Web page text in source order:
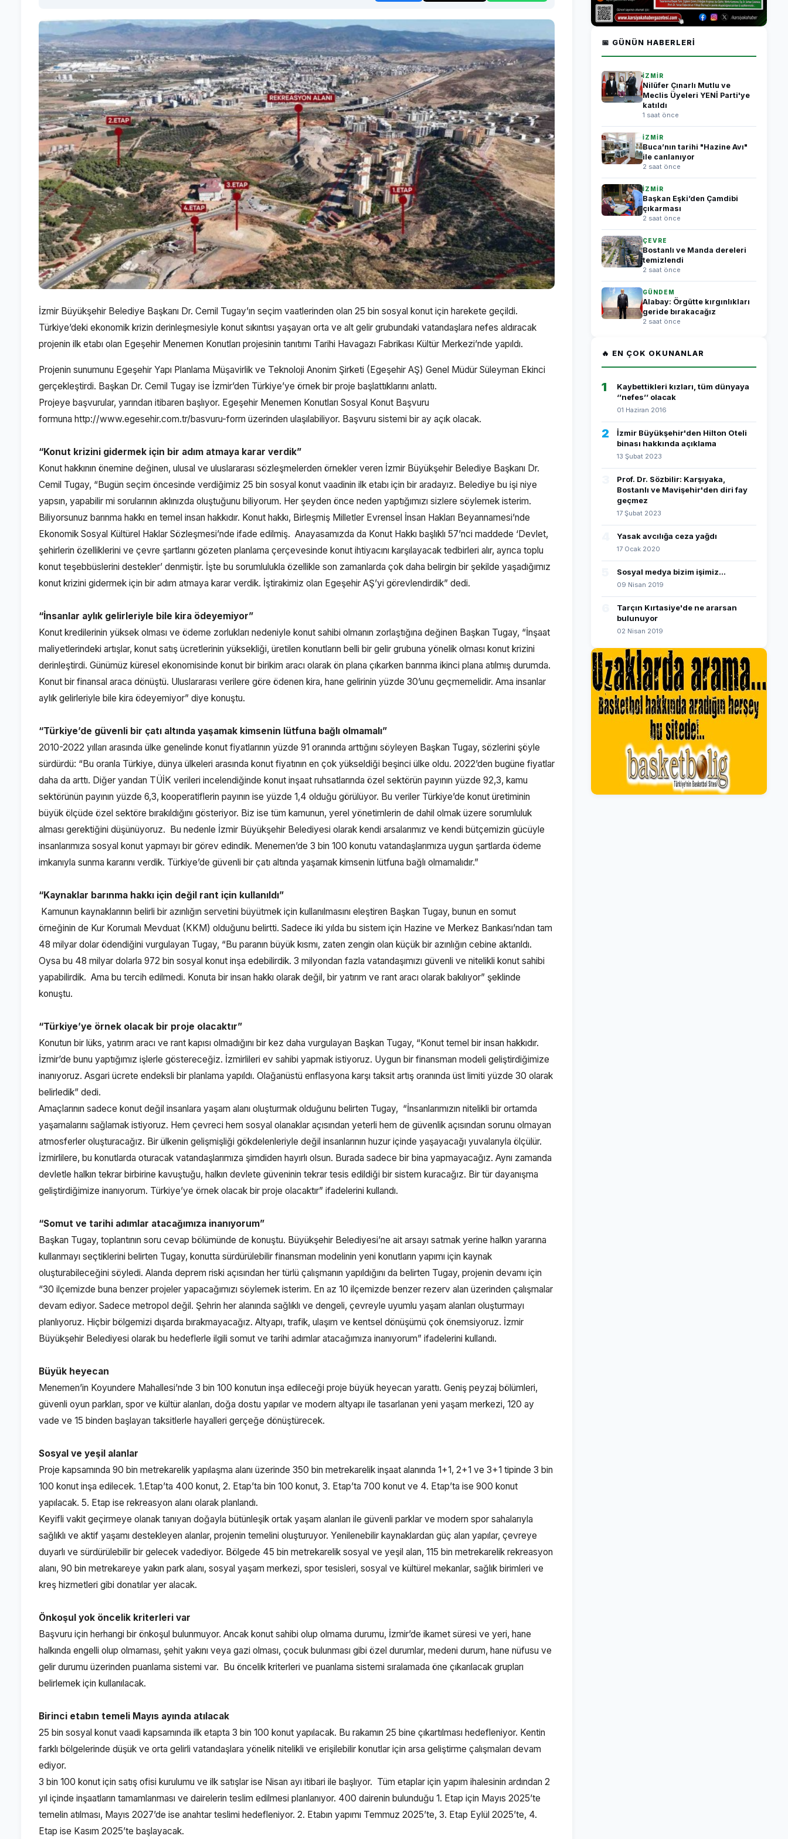
İzmir Büyükşehir Belediye Başkanı Dr. Cemil Tugay’ın seçim vaatlerinden olan 25 bin sosyal konut için harekete geçildi.
Türkiye’deki ekonomik krizin derinleşmesiyle konut sıkıntısı yaşayan orta ve alt gelir grubundaki vatandaşlara nefes aldıracak
projenin ilk etabı olan Egeşehir Menemen Konutları projesinin tanıtımı Tarihi Havagazı Fabrikası Kültür Merkezi’nde yapıldı.
Projenin sunumunu Egeşehir Yapı Planlama Müşavirlik ve Teknoloji Anonim Şirketi (Egeşehir AŞ) Genel Müdür Süleyman Ekinci
gerçekleştirdi. Başkan Dr. Cemil Tugay ise İzmir’den Türkiye’ye örnek bir proje başlattıklarını anlattı.
Projeye başvurular, yarından itibaren başlıyor. Egeşehir Menemen Konutları Sosyal Konut Başvuru
formuna http://www.egesehir.com.tr/basvuru-form üzerinden ulaşılabiliyor. Başvuru sistemi bir ay açık olacak.
“Konut krizini gidermek için bir adım atmaya karar verdik”
Konut hakkının önemine değinen, ulusal ve uluslararası sözleşmelerden örnekler veren İzmir Büyükşehir Belediye Başkanı Dr.
Cemil Tugay, “Bugün seçim öncesinde verdiğimiz 25 bin sosyal konut vaadinin ilk etabı için bir aradayız. Belediye bu işi niye
yapsın, yapabilir mi sorularının aklınızda oluştuğunu biliyorum. Her şeyden önce neden yaptığımızı sizlere söylemek isterim.
Biliyorsunuz barınma hakkı en temel insan hakkıdır. Konut hakkı, Birleşmiş Milletler Evrensel İnsan Hakları Beyannamesi’nde
Ekonomik Sosyal Kültürel Haklar Sözleşmesi’nde ifade edilmiş. Anayasamızda da Konut Hakkı başlıklı 57’nci maddede ‘Devlet,
şehirlerin özelliklerini ve çevre şartlarını gözeten planlama çerçevesinde konut ihtiyacını karşılayacak tedbirleri alır, ayrıca toplu
konut teşebbüslerini destekler’ denmiştir. İşte bu sorumlulukla özellikle son zamanlarda çok daha belirgin bir şekilde yaşadığımız
konut krizini gidermek için bir adım atmaya karar verdik. İştirakimiz olan Egeşehir AŞ’yi görevlendirdik” dedi.
“İnsanlar aylık gelirleriyle bile kira ödeyemiyor”
Konut kredilerinin yüksek olması ve ödeme zorlukları nedeniyle konut sahibi olmanın zorlaştığına değinen Başkan Tugay, “İnşaat
maliyetlerindeki artışlar, konut satış ücretlerinin yüksekliği, üretilen konutların belli bir gelir grubuna yönelik olması konut krizini
derinleştirdi. Günümüz küresel ekonomisinde konut bir birikim aracı olarak ön plana çıkarken barınma ikinci plana atılmış durumda.
Konut bir finansal araca dönüştü. Uluslararası verilere göre ödenen kira, hane gelirinin yüzde 30’unu geçmemelidir. Ama insanlar
aylık gelirleriyle bile kira ödeyemiyor” diye konuştu.
“Türkiye’de güvenli bir çatı altında yaşamak kimsenin lütfuna bağlı olmamalı”
2010-2022 yılları arasında ülke genelinde konut fiyatlarının yüzde 91 oranında arttığını söyleyen Başkan Tugay, sözlerini şöyle
sürdürdü: “Bu oranla Türkiye, dünya ülkeleri arasında konut fiyatının en çok yükseldiği beşinci ülke oldu. 2022’den bugüne fiyatlar
daha da arttı. Diğer yandan TÜİK verileri incelendiğinde konut inşaat ruhsatlarında özel sektörün payının yüzde 92,3, kamu
sektörünün payının yüzde 6,3, kooperatiflerin payının ise yüzde 1,4 olduğu görülüyor. Bu veriler Türkiye’de konut üretiminin
büyük ölçüde özel sektöre bırakıldığını gösteriyor. Biz ise tüm kamunun, yerel yönetimlerin de dahil olmak üzere sorumluluk
alması gerektiğini düşünüyoruz. Bu nedenle İzmir Büyükşehir Belediyesi olarak kendi arsalarımız ve kendi bütçemizin gücüyle
insanlarımıza sosyal konut yapmayı bir görev edindik. Menemen’de 3 bin 100 konutu vatandaşlarımıza uygun şartlarda ödeme
imkanıyla sunma kararını verdik. Türkiye’de güvenli bir çatı altında yaşamak kimsenin lütfuna bağlı olmamalıdır.”
“Kaynaklar barınma hakkı için değil rant için kullanıldı”
Kamunun kaynaklarının belirli bir azınlığın servetini büyütmek için kullanılmasını eleştiren Başkan Tugay, bunun en somut
örneğinin de Kur Korumalı Mevduat (KKM) olduğunu belirtti. Sadece iki yılda bu sistem için Hazine ve Merkez Bankası’ndan tam
48 milyar dolar ödendiğini vurgulayan Tugay, “Bu paranın büyük kısmı, zaten zengin olan küçük bir azınlığın cebine aktarıldı.
Oysa bu 48 milyar dolarla 972 bin sosyal konut inşa edebilirdik. 3 milyondan fazla vatandaşımızı güvenli ve nitelikli konut sahibi
yapabilirdik. Ama bu tercih edilmedi. Konuta bir insan hakkı olarak değil, bir yatırım ve rant aracı olarak bakılıyor” şeklinde
konuştu.
“Türkiye’ye örnek olacak bir proje olacaktır”
Konutun bir lüks, yatırım aracı ve rant kapısı olmadığını bir kez daha vurgulayan Başkan Tugay, “Konut temel bir insan hakkıdır.
İzmir’de bunu yaptığımız işlerle göstereceğiz. İzmirlileri ev sahibi yapmak istiyoruz. Uygun bir finansman modeli geliştirdiğimize
inanıyoruz. Asgari ücrete endeksli bir planlama yapıldı. Olağanüstü enflasyona karşı taksit artış oranında üst limiti yüzde 30 olarak
belirledik” dedi.
Amaçlarının sadece konut değil insanlara yaşam alanı oluşturmak olduğunu belirten Tugay, “İnsanlarımızın nitelikli bir ortamda
yaşamalarını sağlamak istiyoruz. Hem çevreci hem sosyal olanaklar açısından yeterli hem de güvenlik açısından sorunu olmayan
atmosferler oluşturacağız. Bir ülkenin gelişmişliği gökdelenleriyle değil insanlarının huzur içinde yaşayacağı yuvalarıyla ölçülür.
İzmirlilere, bu konutlarda oturacak vatandaşlarımıza şimdiden hayırlı olsun. Burada sadece bir bina yapmayacağız. Aynı zamanda
devletle halkın tekrar birbirine kavuştuğu, halkın devlete güveninin tekrar tesis edildiği bir sistem kuracağız. Bir tür dayanışma
geliştirdiğimize inanıyorum. Türkiye’ye örnek olacak bir proje olacaktır” ifadelerini kullandı.
“Somut ve tarihi adımlar atacağımıza inanıyorum”
Başkan Tugay, toplantının soru cevap bölümünde de konuştu. Büyükşehir Belediyesi’ne ait arsayı satmak yerine halkın yararına
kullanmayı seçtiklerini belirten Tugay, konutta sürdürülebilir finansman modelinin yeni konutların yapımı için kaynak
oluşturabileceğini söyledi. Alanda deprem riski açısından her türlü çalışmanın yapıldığını da belirten Tugay, projenin devamı için
“30 ilçemizde buna benzer projeler yapacağımızı söylemek isterim. En az 10 ilçemizde benzer rezerv alan üzerinden çalışmalar
devam ediyor. Sadece metropol değil. Şehrin her alanında sağlıklı ve dengeli, çevreyle uyumlu yaşam alanları oluşturmayı
planlıyoruz. Hiçbir bölgemizi dışarda bırakmayacağız. Altyapı, trafik, ulaşım ve kentsel dönüşümü çok önemsiyoruz. İzmir
Büyükşehir Belediyesi olarak bu hedeflerle ilgili somut ve tarihi adımlar atacağımıza inanıyorum” ifadelerini kullandı.
Büyük heyecan
Menemen’in Koyundere Mahallesi’nde 3 bin 100 konutun inşa edileceği proje büyük heyecan yarattı. Geniş peyzaj bölümleri,
güvenli oyun parkları, spor ve kültür alanları, doğa dostu yapılar ve modern altyapı ile tasarlanan yeni yaşam merkezi, 120 ay
vade ve 15 binden başlayan taksitlerle hayalleri gerçeğe dönüştürecek.
Sosyal ve yeşil alanlar
Proje kapsamında 90 bin metrekarelik yapılaşma alanı üzerinde 350 bin metrekarelik inşaat alanında 1+1, 2+1 ve 3+1 tipinde 3 bin
100 konut inşa edilecek. 1.Etap’ta 400 konut, 2. Etap’ta bin 100 konut, 3. Etap’ta 700 konut ve 4. Etap’ta ise 900 konut
yapılacak. 5. Etap ise rekreasyon alanı olarak planlandı.
Keyifli vakit geçirmeye olanak tanıyan doğayla bütünleşik ortak yaşam alanları ile güvenli parklar ve modern spor sahalarıyla
sağlıklı ve aktif yaşamı destekleyen alanlar, projenin temelini oluşturuyor. Yenilenebilir kaynaklardan güç alan yapılar, çevreye
duyarlı ve sürdürülebilir bir gelecek vadediyor. Bölgede 45 bin metrekarelik sosyal ve yeşil alan, 115 bin metrekarelik rekreasyon
alanı, 90 bin metrekareye yakın park alanı, sosyal yaşam merkezi, spor tesisleri, sosyal ve kültürel mekanlar, sağlık birimleri ve
kreş hizmetleri gibi donatılar yer alacak.
Önkoşul yok öncelik kriterleri var
Başvuru için herhangi bir önkoşul bulunmuyor. Ancak konut sahibi olup olmama durumu, İzmir’de ikamet süresi ve yeri, hane
halkında engelli olup olmaması, şehit yakını veya gazi olması, çocuk bulunması gibi özel durumlar, medeni durum, hane nüfusu ve
gelir durumu üzerinden puanlama sistemi var. Bu öncelik kriterleri ve puanlama sistemi sıralamada öne çıkarılacak grupları
belirlemek için kullanılacak.
Birinci etabın temeli Mayıs ayında atılacak
25 bin sosyal konut vaadi kapsamında ilk etapta 3 bin 100 konut yapılacak. Bu rakamın 25 bine çıkartılması hedefleniyor. Kentin
farklı bölgelerinde düşük ve orta gelirli vatandaşlara yönelik nitelikli ve erişilebilir konutlar için arsa geliştirme çalışmaları devam
ediyor.
3 bin 100 konut için satış ofisi kurulumu ve ilk satışlar ise Nisan ayı itibari ile başlıyor. Tüm etaplar için yapım ihalesinin ardından 2
yıl içinde inşaatların tamamlanması ve dairelerin teslim edilmesi planlanıyor. 400 dairenin bulunduğu 1. Etap için Mayıs 2025’te
temelin atılması, Mayıs 2027’de ise anahtar teslimi hedefleniyor. 2. Etabın yapımı Temmuz 2025’te, 3. Etap Eylül 2025’te, 4.
Etap ise Kasım 2025’te başlayacak.
📅 GÜNÜN HABERLERI
İZMİR
Nilüfer Çınarlı Mutlu ve
Meclis Üyeleri YENİ Parti'ye
katıldı
1 saat önce
İZMİR
Buca’nın tarihi "Hazine Avı"
ile canlanıyor
2 saat önce
İZMİR
Başkan Eşki’den Çamdibi
çıkarması
2 saat önce
ÇEVRE
Bostanlı ve Manda dereleri
temizlendi
2 saat önce
GÜNDEM
Alabay: Örgütte kırgınlıkları
geride bırakacağız
2 saat önce
🔥 EN ÇOK OKUNANLAR
1
Kaybettikleri kızları, tüm dünyaya
‘’nefes’’ olacak
01 Haziran 2016
2
İzmir Büyükşehir'den Hilton Oteli
binası hakkında açıklama
13 Şubat 2023
Prof. Dr. Sözbilir: Karşıyaka,
Bostanlı ve Mavişehir'den diri fay
geçmez
17 Şubat 2023
Yasak avcılığa ceza yağdı
17 Ocak 2020
Sosyal medya bizim işimiz...
09 Nisan 2019
Tarçın Kırtasiye'de ne ararsan
bulunuyor
02 Nisan 2019